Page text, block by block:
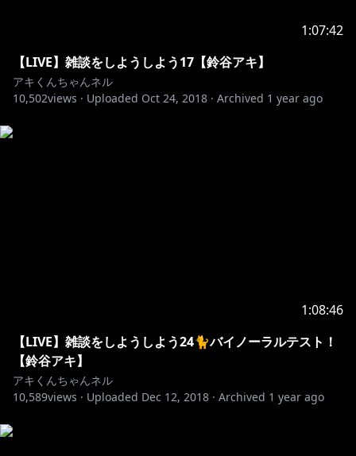
1:07:42
【LIVE】雑談をしようしよう17【鈴谷アキ】
アキくんちゃんネル
10,502views · Uploaded Oct 24, 2018 · Archived 1 year ago
1:08:46
【LIVE】雑談をしようしよう24🐈バイノーラルテスト！
【鈴谷アキ】
アキくんちゃんネル
10,589views · Uploaded Dec 12, 2018 · Archived 1 year ago